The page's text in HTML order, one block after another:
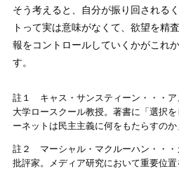
そう考えると、自分が振り回される
トって実は意味がなくて、欲望を精
報をコントロールしていくかがこれ
す。
註１ キャス・サンスティーン・・・ア
大学ロースクール教授。著書に「選択
ーネットは民主主義に何をもたらすのか
註２ マーシャル・マクルーハン・・・
批評家。メディア研究において重要位置